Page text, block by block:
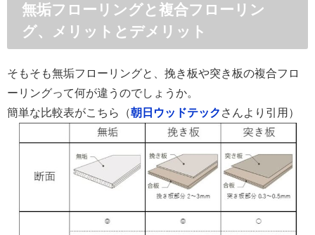
無垢フローリングと複合フローリン
グ、メリットとデメリット
そもそも無垢フローリングと、挽き板や突き板の複合フロ
ーリングって何が違うのでしょうか。
簡単な比較表がこちら（朝日ウッドテック さんより引用）